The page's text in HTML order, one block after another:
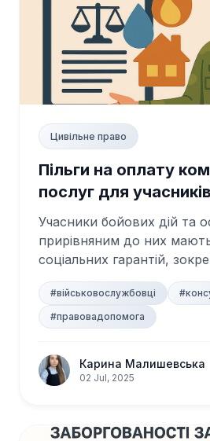
Цивільне право
Пільги на оплату
послуг для
та особам,
Учасники бойових дій та
прирівняним до них
соціальних гарантій,
оплату ж...
#військовослужбовці
#правовадопомога
Карина Малишевська
02 Jul, 2025